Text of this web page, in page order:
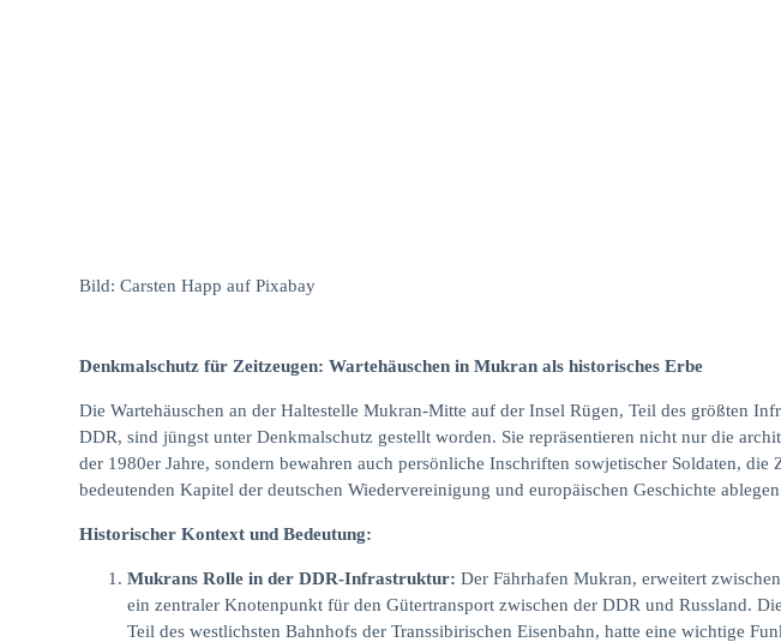
Bild: Carsten Happ auf Pixabay
Denkmalschutz für Zeitzeugen: Wartehäuschen in Mukran als historisches Erbe
Die Wartehäuschen an der Haltestelle Mukran-Mitte auf der Insel Rügen, Teil des größten
DDR, sind jüngst unter Denkmalschutz gestellt worden. Sie repräsentieren nicht nur die
der 1980er Jahre, sondern bewahren auch persönliche Inschriften sowjetischer Soldaten, die
bedeutenden Kapitel der deutschen Wiedervereinigung und europäischen Geschichte
Historischer Kontext und Bedeutung:
Mukrans Rolle in der DDR-Infrastruktur: Der Fährhafen Mukran, erweitert
ein zentraler Knotenpunkt für den Gütertransport zwischen der DDR und Russland.
Teil des westlichsten Bahnhofs der Transsibirischen Eisenbahn, hatte eine wichtige